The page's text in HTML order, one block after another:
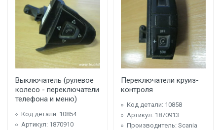
Выключатель (рулевое
колесо - переключатели
телефона и меню)
Код детали: 10854
Артикул: 1870910
Переключатели круиз-
контроля
Код детали: 10858
Артикул: 1870913
Производитель: Scania